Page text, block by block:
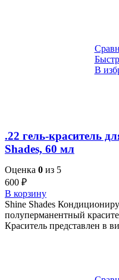
В
.22 гель-краситель
Shades, 60 мл
Оценка 0 из 5
600 ₽
В корзину
Shine Shades
полуперманентный
Краситель представлен в